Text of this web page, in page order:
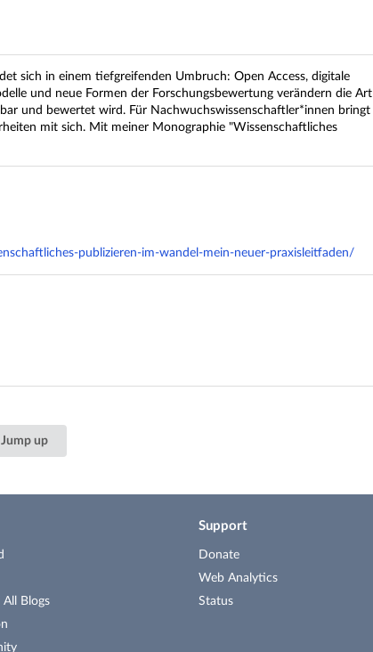
sich in einem tiefgreifenden Umbruch: Open Access, digitale
und neue Formen der Forschungsbewertung verändern die Art
und bewertet wird. Für Nachwuchswissenschaftler*innen bringt
mit sich. Mit meiner Monographie "Wissenschaftliches
publizieren-im-wandel-mein-neuer-praxisleitfaden/
Jump up
Blogs
Support
Donate
Web Analytics
Status